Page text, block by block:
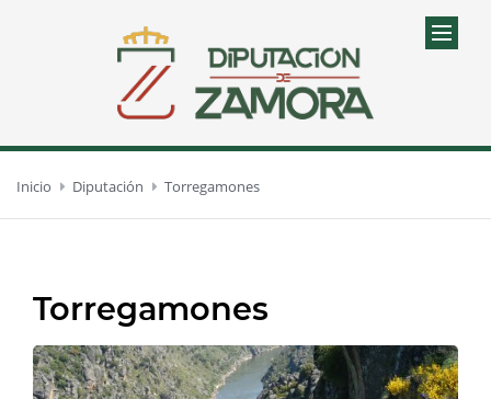
Inicio Diputación Torregamones
Torregamones